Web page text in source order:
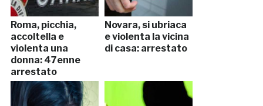
Roma, picchia,
accoltella e
violenta una
donna: 47enne
arrestato
Novara, si ubriaca
e violenta la vicina
di casa: arrestato